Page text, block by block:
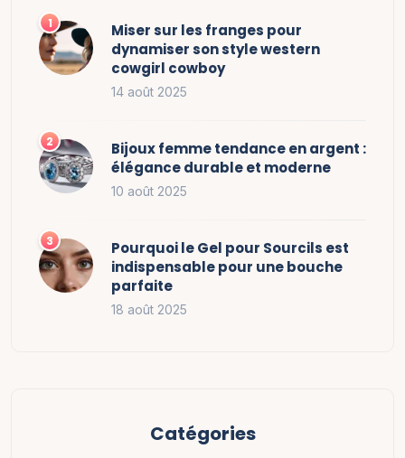
Miser sur les franges pour
dynamiser son style western
cowgirl cowboy
14 août 2025
Bijoux femme tendance en argent :
élégance durable et moderne
10 août 2025
Pourquoi le Gel pour Sourcils est
indispensable pour une bouche
parfaite
18 août 2025
Catégories